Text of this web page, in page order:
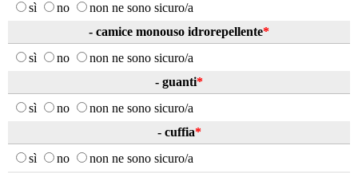
sì
no
non ne sono sicuro/a
- camice monouso idrorepellente*
sì
no
non ne sono sicuro/a
- guanti*
sì
no
non ne sono sicuro/a
- cuffia*
sì
no
non ne sono sicuro/a